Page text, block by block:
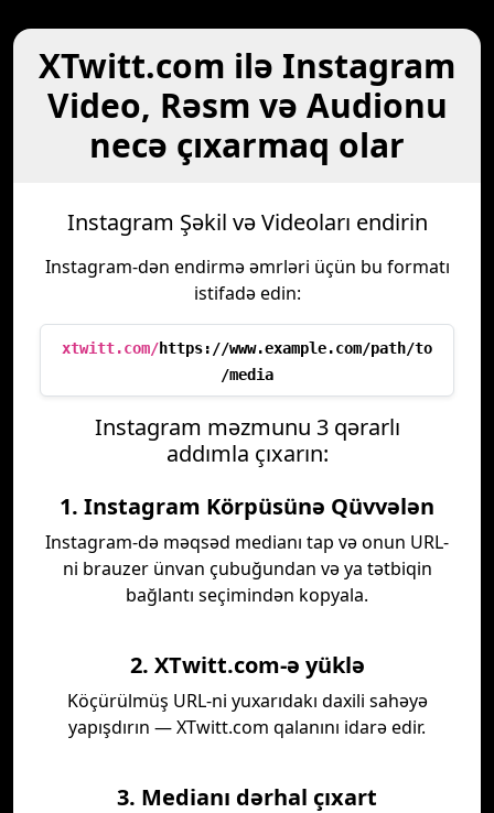
XTwitt.com ilə Instagram
Video, Rəsm və Audionu
necə çıxarmaq olar
Instagram Şəkil və Videoları endirin
Instagram-dən endirmə əmrləri üçün bu formatı
istifadə edin:
xtwitt.com/https://www.example.com/path/to
/media
Instagram məzmunu 3 qərarlı
addımla çıxarın:
1. Instagram Körpüsünə Qüvvələn
Instagram-də məqsəd medianı tap və onun URL-
ni brauzer ünvan çubuğundan və ya tətbiqin
bağlantı seçimindən kopyala.
2. XTwitt.com-ə yüklə
Köçürülmüş URL-ni yuxarıdakı daxili sahəyə
yapışdırın — XTwitt.com qalanını idarə edir.
3. Medianı dərhal çıxart